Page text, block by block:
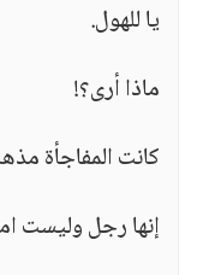
يا للهول.
ماذا أرى؟!
كانت المفاجأة
إنها رجل وليست